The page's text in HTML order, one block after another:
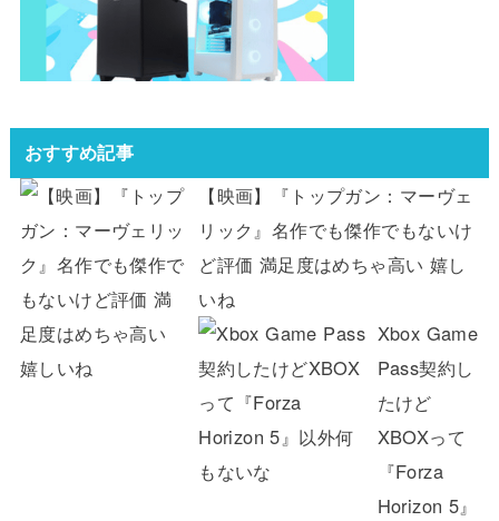
おすすめ記事
【映画】『トップガン：マーヴェ
リック』名作でも傑作でもないけ
ど評価 満足度はめちゃ高い 嬉し
いね
Xbox Game
Pass契約し
たけど
XBOXって
『Forza
Horizon 5』